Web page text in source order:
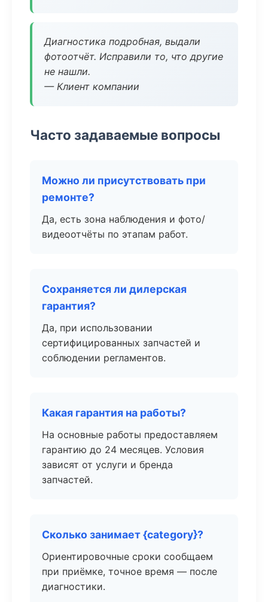
Диагностика подробная, выдали
фотоотчёт. Исправили то, что другие
не нашли.
— Клиент компании
Часто задаваемые вопросы
Можно ли присутствовать при
ремонте?
Да, есть зона наблюдения и фото/
видеоотчёты по этапам работ.
Сохраняется ли дилерская
гарантия?
Да, при использовании
сертифицированных запчастей и
соблюдении регламентов.
Какая гарантия на работы?
На основные работы предоставляем
гарантию до 24 месяцев. Условия
зависят от услуги и бренда
запчастей.
Сколько занимает {category}?
Ориентировочные сроки сообщаем
при приёмке, точное время — после
диагностики.